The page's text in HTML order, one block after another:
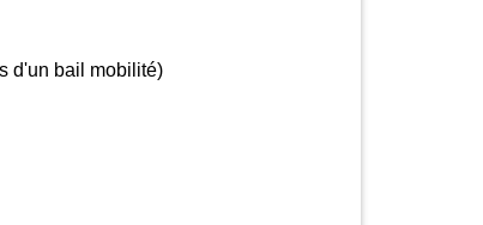
d'un bail mobilité)